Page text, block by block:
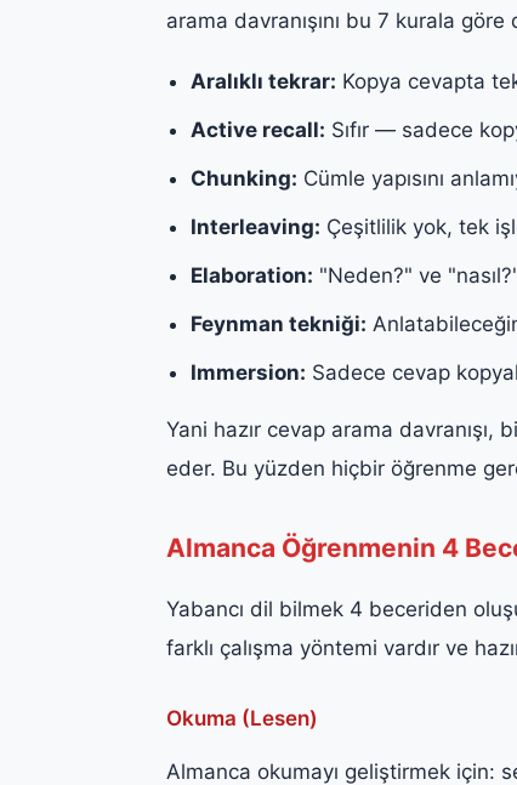
arama davranışını bu 7 kurala
Aralıklı tekrar: Kopya cevapta
Active recall: Sıfır — sadece
Chunking: Cümle yapısını
Interleaving: Çeşitlilik yok, tek
Elaboration: "Neden?" ve
Feynman tekniği:
Immersion: Sadece cevap
Yani hazır cevap arama
eder. Bu yüzden hiçbir öğrenme
Almanca Öğrenmenin 4
Yabancı dil bilmek 4 beceriden
farklı çalışma yöntemi vardır ve
Okuma (Lesen)
Almanca okumayı geliştirmek için: